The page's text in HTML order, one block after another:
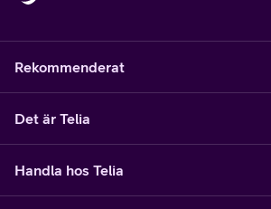
Rekommenderat
Det är Telia
Handla hos Telia